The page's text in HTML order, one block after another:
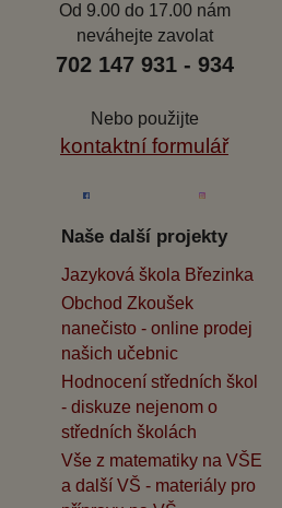
Od 9.00 do 17.00 nám
neváhejte zavolat
702 147 931 - 934
Nebo použijte
kontaktní formulář
Naše další projekty
Jazyková škola Březinka
Obchod Zkoušek
nanečisto - online prodej
našich učebnic
Hodnocení středních škol
- diskuze nejenom o
středních školách
Vše z matematiky na VŠE
a další VŠ - materiály pro